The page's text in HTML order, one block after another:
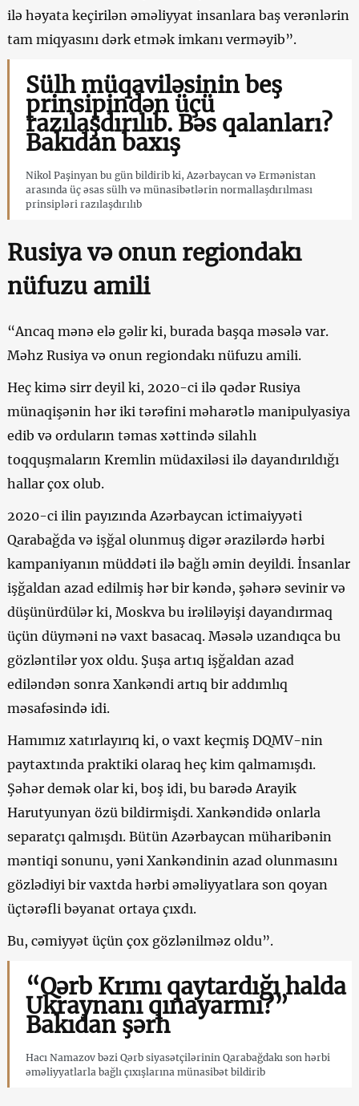
ilə həyata keçirilən əməliyyat insanlara baş verənlərin
tam miqyasını dərk etmək imkanı verməyib”.
Sülh müqaviləsinin beş
prinsipindən üçü
razılaşdırılıb. Bəs qalanları?
Bakıdan baxış
Nikol Paşinyan bu gün bildirib ki, Azərbaycan və Ermənistan
arasında üç əsas sülh və münasibətlərin normallaşdırılması
prinsipləri razılaşdırılıb
Rusiya və onun regiondakı
nüfuzu amili
“Ancaq mənə elə gəlir ki, burada başqa məsələ var.
Məhz Rusiya və onun regiondakı nüfuzu amili.
Heç kimə sirr deyil ki, 2020-ci ilə qədər Rusiya
münaqişənin hər iki tərəfini məharətlə manipulyasiya
edib və orduların təmas xəttində silahlı
toqquşmaların Kremlin müdaxiləsi ilə dayandırıldığı
hallar çox olub.
2020-ci ilin payızında Azərbaycan ictimaiyyəti
Qarabağda və işğal olunmuş digər ərazilərdə hərbi
kampaniyanın müddəti ilə bağlı əmin deyildi. İnsanlar
işğaldan azad edilmiş hər bir kəndə, şəhərə sevinir və
düşünürdülər ki, Moskva bu irəliləyişi dayandırmaq
üçün düyməni nə vaxt basacaq. Məsələ uzandıqca bu
gözləntilər yox oldu. Şuşa artıq işğaldan azad
ediləndən sonra Xankəndi artıq bir addımlıq
məsafəsində idi.
Hamımız xatırlayırıq ki, o vaxt keçmiş DQMV-nin
paytaxtında praktiki olaraq heç kim qalmamışdı.
Şəhər demək olar ki, boş idi, bu barədə Arayik
Harutyunyan özü bildirmişdi. Xankəndidə onlarla
separatçı qalmışdı. Bütün Azərbaycan müharibənin
məntiqi sonunu, yəni Xankəndinin azad olunmasını
gözlədiyi bir vaxtda hərbi əməliyyatlara son qoyan
üçtərəfli bəyanat ortaya çıxdı.
Bu, cəmiyyət üçün çox gözlənilməz oldu”.
“Qərb Krımı qaytardığı halda
Ukraynanı qınayarmı?”
Bakıdan şərh
Hacı Namazov bəzi Qərb siyasətçilərinin Qarabağdakı son hərbi
əməliyyatlarla bağlı çıxışlarına münasibət bildirib